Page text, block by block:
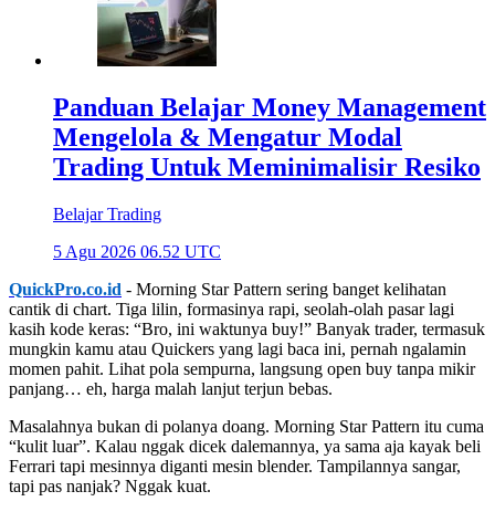
Panduan Belajar Money Management
Mengelola & Mengatur Modal
Trading Untuk Meminimalisir Resiko
Belajar Trading
5 Agu 2026 06.52 UTC
QuickPro.co.id - Morning Star Pattern sering banget kelihatan
cantik di chart. Tiga lilin, formasinya rapi, seolah-olah pasar lagi
kasih kode keras: “Bro, ini waktunya buy!” Banyak trader, termasuk
mungkin kamu atau Quickers yang lagi baca ini, pernah ngalamin
momen pahit. Lihat pola sempurna, langsung open buy tanpa mikir
panjang… eh, harga malah lanjut terjun bebas.
Masalahnya bukan di polanya doang. Morning Star Pattern itu cuma
“kulit luar”. Kalau nggak dicek dalemannya, ya sama aja kayak beli
Ferrari tapi mesinnya diganti mesin blender. Tampilannya sangar,
tapi pas nanjak? Nggak kuat.